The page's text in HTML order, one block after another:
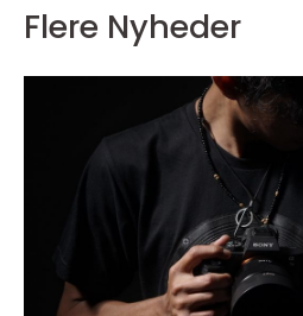
Flere Nyheder